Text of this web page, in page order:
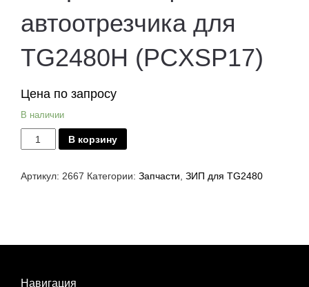
автоотрезчика для
TG2480H (PCXSP17)
Цена по запросу
В наличии
Количество
Направляющие
для
В корзину
Артикул: 2667 Категории: Запчасти, ЗИП для TG2480
Навигация